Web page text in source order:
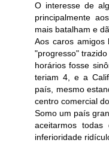
O interesse de
principalmente
mais batalham e
Aos caros amigos
"progresso"
horários fosse
teriam 4, e a
país, mesmo
centro comercial
Somo um país
aceitarmos
inferioridade